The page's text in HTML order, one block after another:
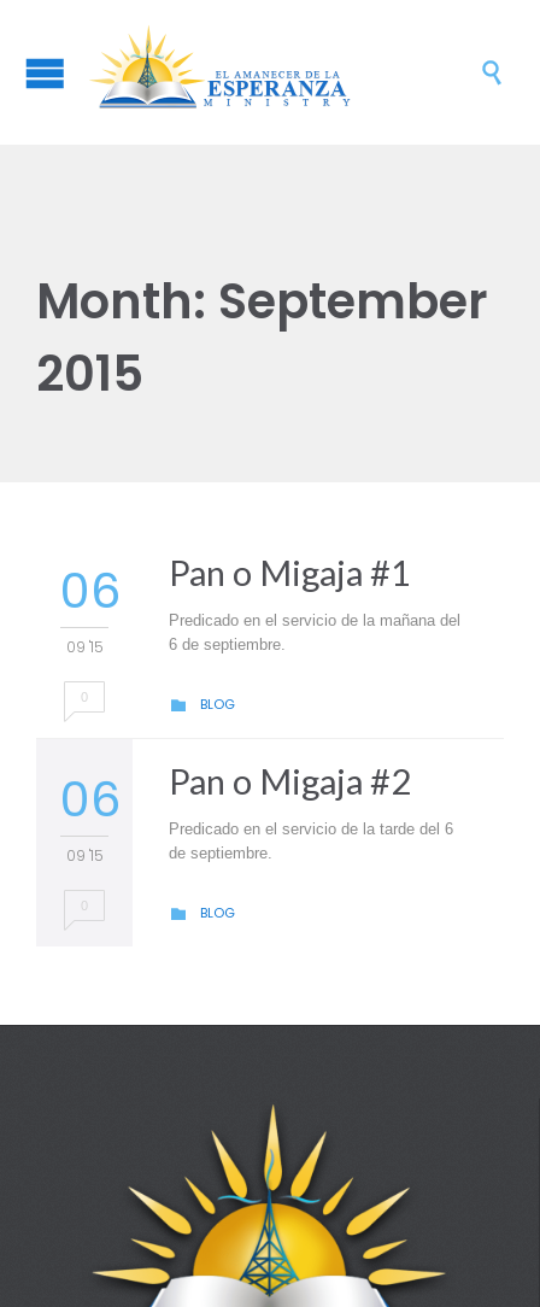

Month: September
2015
06
09 '15
0
Pan o Migaja #1
Predicado en el servicio de la mañana del
6 de septiembre.
 CATEGORY
BLOG
06
09 '15
0
Pan o Migaja #2
Predicado en el servicio de la tarde del 6
de septiembre.
 CATEGORY
BLOG